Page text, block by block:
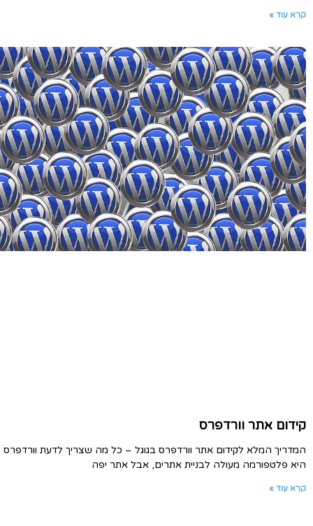
קרא עוד »
קידום אתר וורדפרס
המדריך המלא לקידום אתר וורדפרס בגוגל – כל מה שצריך לדעת וורדפרס
היא פלטפורמה מעולה לבניית אתרים, אבל אתר יפה
קרא עוד »